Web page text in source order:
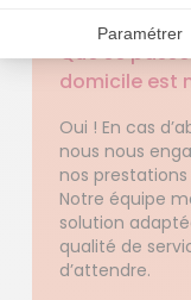
Que se
domicile est
Oui ! En cas
nous nous
nos
Notre équipe
solution
qualité de
d’attendre.